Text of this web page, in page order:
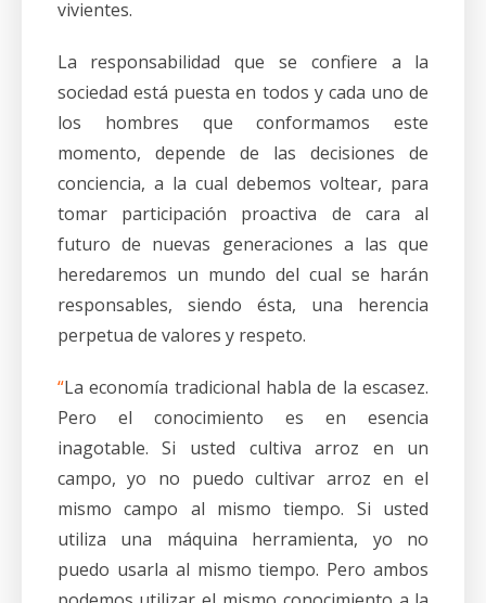
vivientes.
La responsabilidad que se confiere a la
sociedad está puesta en todos y cada uno de
los hombres que conformamos este
momento, depende de las decisiones de
conciencia, a la cual debemos voltear, para
tomar participación proactiva de cara al
futuro de nuevas generaciones a las que
heredaremos un mundo del cual se harán
responsables, siendo ésta, una herencia
perpetua de valores y respeto.
“La economía tradicional habla de la escasez.
Pero el conocimiento es en esencia
inagotable. Si usted cultiva arroz en un
campo, yo no puedo cultivar arroz en el
mismo campo al mismo tiempo. Si usted
utiliza una máquina herramienta, yo no
puedo usarla al mismo tiempo. Pero ambos